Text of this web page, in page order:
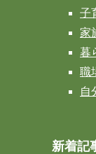
子
家
暮
職
自
新着記